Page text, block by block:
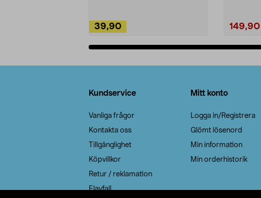
39,90 149,90
Kundservice
Vanliga frågor
Kontakta oss
Tillgänglighet
Köpvillkor
Retur / reklamation
Elavfall
Mitt konto
Logga in/Registrera
Glömt lösenord
Min information
Min orderhistorik